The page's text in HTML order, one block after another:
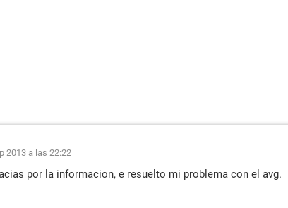
2013 a las 22:22
por la informacion, e resuelto mi problema con el avg.